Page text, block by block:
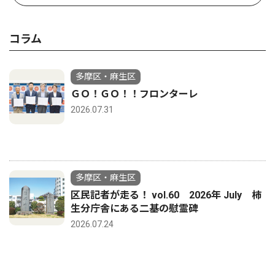
コラム
多摩区・麻生区
ＧＯ！ＧＯ！！フロンターレ
2026.07.31
多摩区・麻生区
区民記者が走る！ vol.60 2026年 July 柿
生分庁舎にある二基の慰霊碑
2026.07.24